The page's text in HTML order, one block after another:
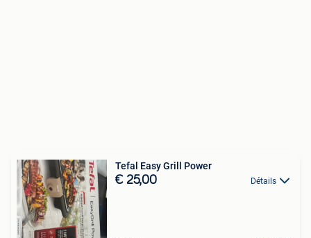
Tefal Easy Grill Power
€ 25,00 Détails